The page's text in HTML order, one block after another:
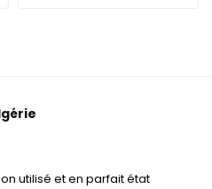
utilisé et en parfait état